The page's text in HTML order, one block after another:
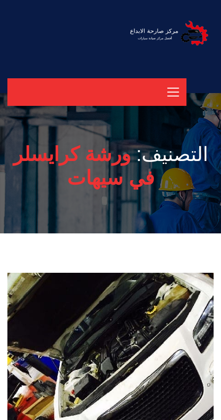
التصنيف:ورشة كرايسلر
في سيهات